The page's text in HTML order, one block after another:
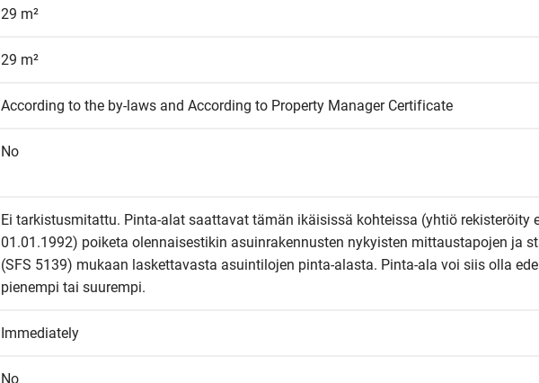
29 m²
29 m²
According to the by-laws and According to Property Manager Certificate
No
Ei tarkistusmitattu. Pinta-alat saattavat tämän ikäisissä kohteissa (yhtiö rekisteröity
01.01.1992) poiketa olennaisestikin asuinrakennusten nykyisten mittaustapojen ja
(SFS 5139) mukaan laskettavasta asuintilojen pinta-alasta. Pinta-ala voi siis olla
pienempi tai suurempi.
Immediately
No